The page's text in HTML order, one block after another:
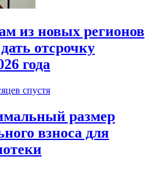
из новых регионов
отсрочку
года
спустя
размер
взноса для